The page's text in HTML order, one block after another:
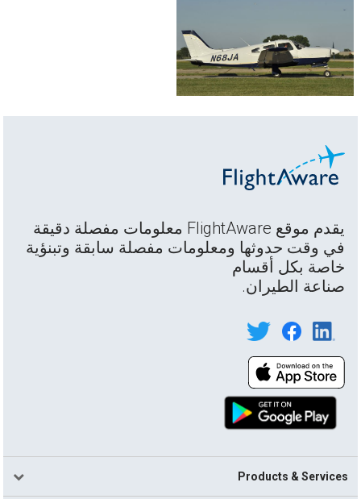
يقدم موقع FlightAware معلومات مفصلة دقيقة
في وقت حدوثها ومعلومات مفصلة سابقة وتبنؤية
خاصة بكل أقسام
صناعة الطيران.
Products & Services